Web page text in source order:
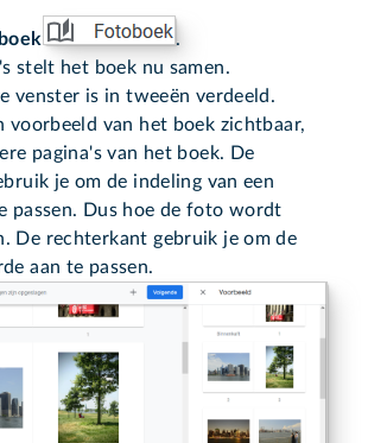
.
stelt het boek nu samen.
venster is in tweeën verdeeld.
voorbeeld van het boek zichtbaar,
pagina's van het boek. De
je om de indeling van een
passen. Dus hoe de foto wordt
De rechterkant gebruik je om de
aan te passen.